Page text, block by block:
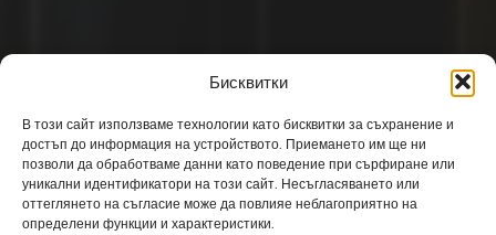
Бисквитки
В този сайт използваме технологии като бисквитки за съхранение и
достъп до информация на устройството. Приемането им ще ни
позволи да обработваме данни като поведение при сърфиране или
уникални идентификатори на този сайт. Несъгласяването или
оттеглянето на съгласие може да повлияе неблагоприятно на
определени функции и характеристики.
Част 2 (1879-1918)
Част 3 (1919-1944)
Част 4 (1944-1989)